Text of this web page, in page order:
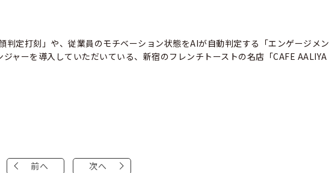
判定打刻」や、従業員のモチベーション状態をAIが自動判定する「エンゲージメン
ャーを導入していただいている、新宿のフレンチトーストの名店「CAFE AALIYA
前へ 次へ